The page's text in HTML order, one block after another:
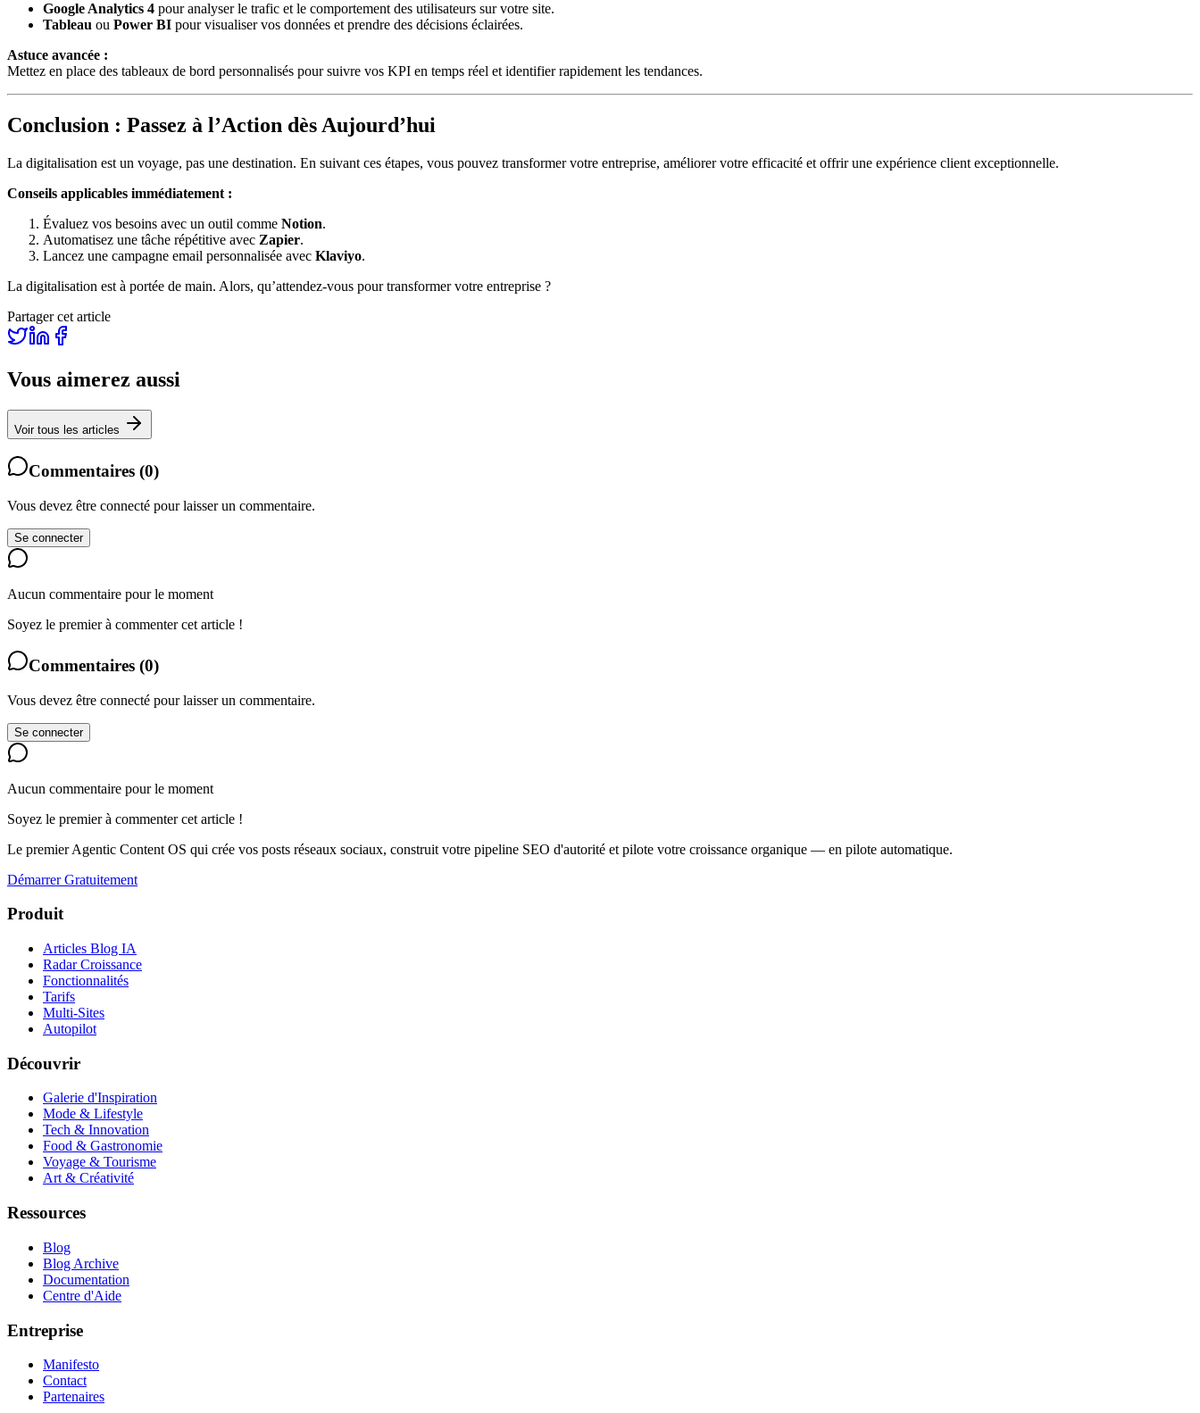
Google Analytics 4 pour analyser le trafic et le comportement des utilisateurs sur votre site.
Tableau ou Power BI pour visualiser vos données et prendre des décisions éclairées.
Astuce avancée :
Mettez en place des tableaux de bord personnalisés pour suivre vos KPI en temps réel et identifier rapidement les tendances.
Conclusion : Passez à l’Action dès Aujourd’hui
La digitalisation est un voyage, pas une destination. En suivant ces étapes, vous pouvez transformer votre entreprise, améliorer votre efficacité et offrir une expérience client exceptionnelle.
Conseils applicables immédiatement :
Évaluez vos besoins avec un outil comme Notion.
Automatisez une tâche répétitive avec Zapier.
Lancez une campagne email personnalisée avec Klaviyo.
La digitalisation est à portée de main. Alors, qu’attendez-vous pour transformer votre entreprise ?
Partager cet article
Vous aimerez aussi
Voir tous les articles
Commentaires (0)
Vous devez être connecté pour laisser un commentaire.
Se connecter
Aucun commentaire pour le moment
Soyez le premier à commenter cet article !
Commentaires (0)
Vous devez être connecté pour laisser un commentaire.
Se connecter
Aucun commentaire pour le moment
Soyez le premier à commenter cet article !
Le premier Agentic Content OS qui crée vos posts réseaux sociaux, construit votre pipeline SEO d'autorité et pilote votre croissance organique — en pilote automatique.
Démarrer Gratuitement
Produit
Articles Blog IA
Radar Croissance
Fonctionnalités
Tarifs
Multi-Sites
Autopilot
Découvrir
Galerie d'Inspiration
Mode & Lifestyle
Tech & Innovation
Food & Gastronomie
Voyage & Tourisme
Art & Créativité
Ressources
Blog
Blog Archive
Documentation
Centre d'Aide
Entreprise
Manifesto
Contact
Partenaires